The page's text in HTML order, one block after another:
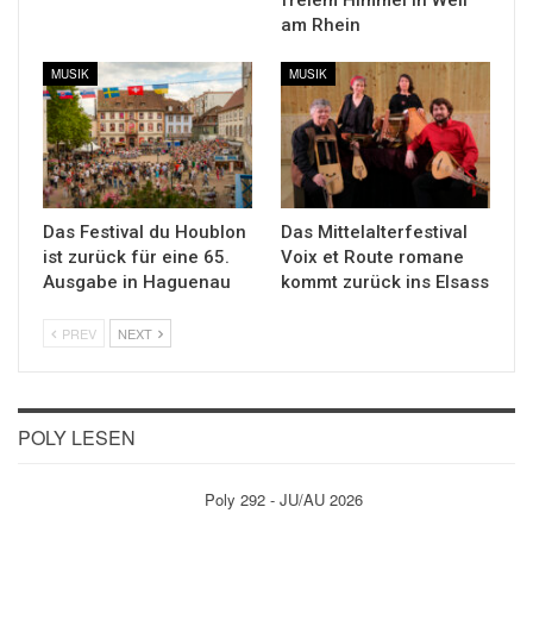
am Rhein
MUSIK
Das Festival du Houblon
ist zurück für eine 65.
Ausgabe in Haguenau
MUSIK
Das Mittelalterfestival
Voix et Route romane
kommt zurück ins Elsass
PREV NEXT
POLY LESEN
Poly 292 - JU/AU 2026